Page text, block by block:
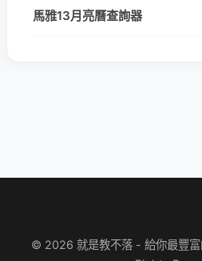
馬雅13月亮曆查詢器
© 2026 就是教不落 - 給你最豐